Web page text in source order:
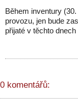
Během inventury
provozu, jen bude
přijaté v těchto
0 komentářů: